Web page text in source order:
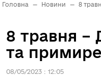
Головна — Новини — 8
8 травня –
та
08/05/2023 : 12:05